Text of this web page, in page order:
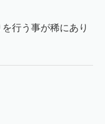
行う事が稀にあり